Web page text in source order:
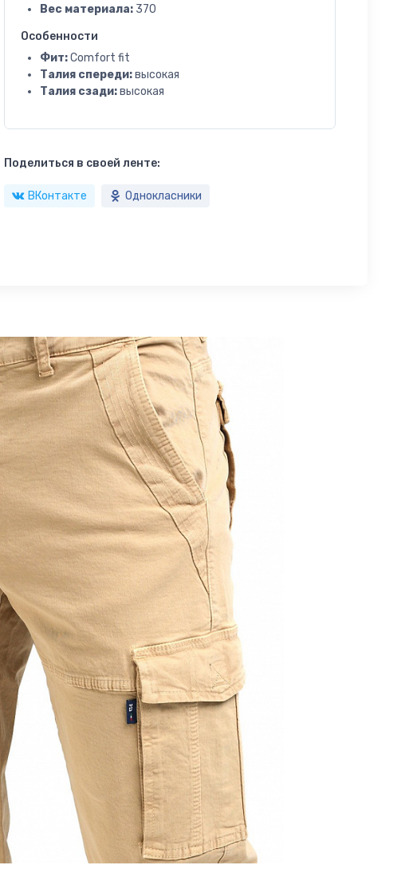
Вес материала:370
Особенности
Фит:Comfort fit
Талия спереди:высокая
Талия сзади:высокая
Поделиться в своей ленте:
ВКонтакте Однокласники